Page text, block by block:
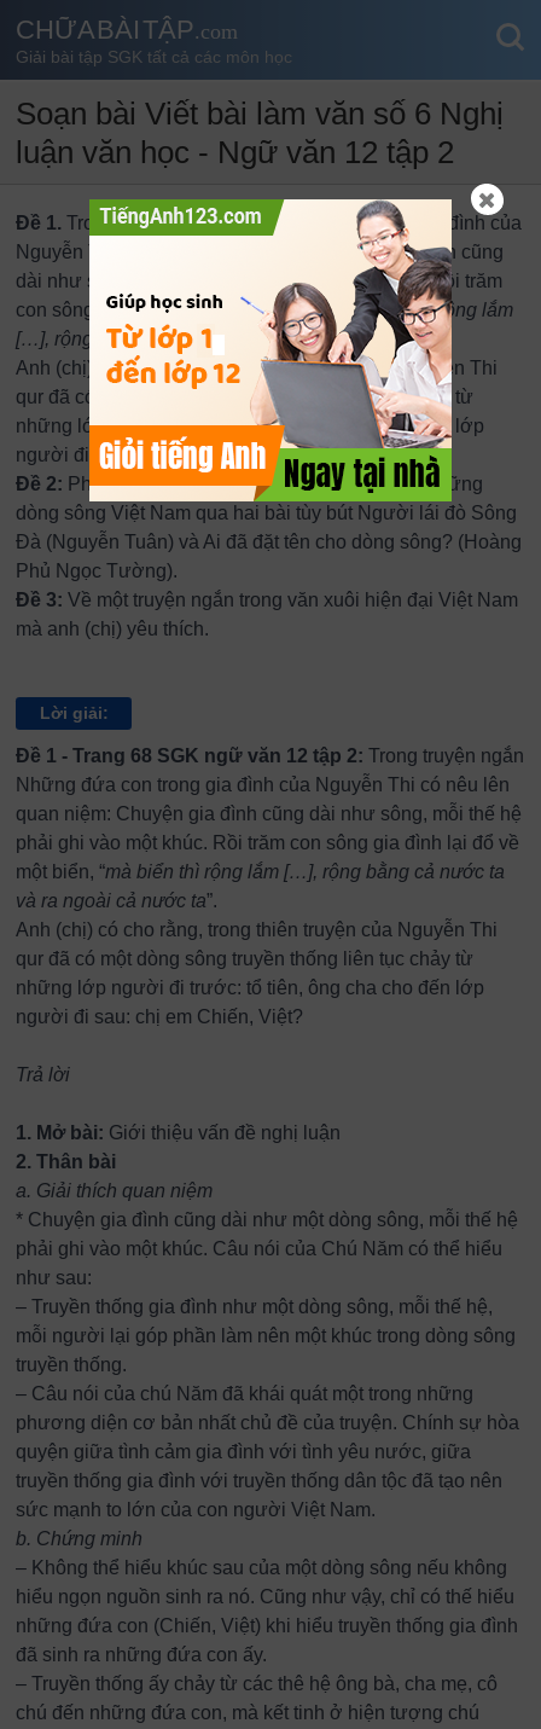
CHỮA BÀI TẬP.com
Giải bài tập SGK tất cả các môn học
Soạn bài Viết bài làm văn số 6 Nghị
luận văn học - Ngữ văn 12 tập 2
Đề 1.Trong truyện ngắn Những đứa con trong gia đình của
Nguyễn Thi có nêu lên quan niệm: Chuyện gia đình cũng
dài như sông, mỗi thế hệ phải ghi vào một khúc. Rồi trăm
con sông gia đình lại đổ về một biển, “
mà biển thì rộng lắm
[…], rộng bằng cả nước ta và ra ngoài cả nước ta”.
Anh (chị) có cho rằng, trong thiên truyện của Nguyễn Thi
qur đã có một dòng sông truyền thống liên tục chảy từ
những lớp người đi trước: tổ tiên, ông cha cho đến lớp
người đi sau: chị em Chiến, Việt?
Đề 2: Phân tích hình ảnh thơ mộng, trữ tình của những
dòng sông Việt Nam qua hai bài tùy bút Người lái đò Sông
Đà (Nguyễn Tuân) và Ai đã đặt tên cho dòng sông? (Hoàng
Phủ Ngọc Tường).
Đề 3: Về một truyện ngắn trong văn xuôi hiện đại Việt Nam
mà anh (chị) yêu thích.
Lời giải:
Đề 1 - Trang 68 SGK ngữ văn 12 tập 2:Trong truyện ngắn
Những đứa con trong gia đình của Nguyễn Thi có nêu lên
quan niệm: Chuyện gia đình cũng dài như sông, mỗi thế hệ
phải ghi vào một khúc. Rồi trăm con sông gia đình lại đổ về
một biển, “mà biển thì rộng lắm […], rộng bằng cả nước ta
và ra ngoài cả nước ta”.
Anh (chị) có cho rằng, trong thiên truyện của Nguyễn Thi
qur đã có một dòng sông truyền thống liên tục chảy từ
những lớp người đi trước: tổ tiên, ông cha cho đến lớp
người đi sau: chị em Chiến, Việt?
Trả lời
1. Mở bài: Giới thiệu vấn đề nghị luận
2. Thân bài
a. Giải thích quan niệm
* Chuyện gia đình cũng dài như một dòng sông, mỗi thế hệ
phải ghi vào một khúc. Câu nói của Chú Năm có thể hiểu
như sau:
– Truyền thống gia đình như một dòng sông, mỗi thế hệ,
mỗi người lại góp phần làm nên một khúc trong dòng sông
truyền thống.
– Câu nói của chú Năm đã khái quát một trong những
phương diện cơ bản nhất chủ đề của truyện. Chính sự hòa
quyện giữa tình cảm gia đình với tình yêu nước, giữa
truyền thống gia đình với truyền thống dân tộc đã tạo nên
sức mạnh to lớn của con người Việt Nam.
b. Chứng minh
– Không thể hiểu khúc sau của một dòng sông nếu không
hiểu ngọn nguồn sinh ra nó. Cũng như vậy, chỉ có thế hiểu
những đứa con (Chiến, Việt) khi hiểu truyền thống gia đình
đã sinh ra những đứa con ấy.
– Truyền thống ấy chảy từ các thê hệ ông bà, cha mẹ, cô
chú đến những đứa con, mà kết tinh ở hiện tượng chú